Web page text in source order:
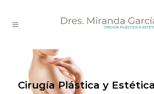
Cirugía Plástica y